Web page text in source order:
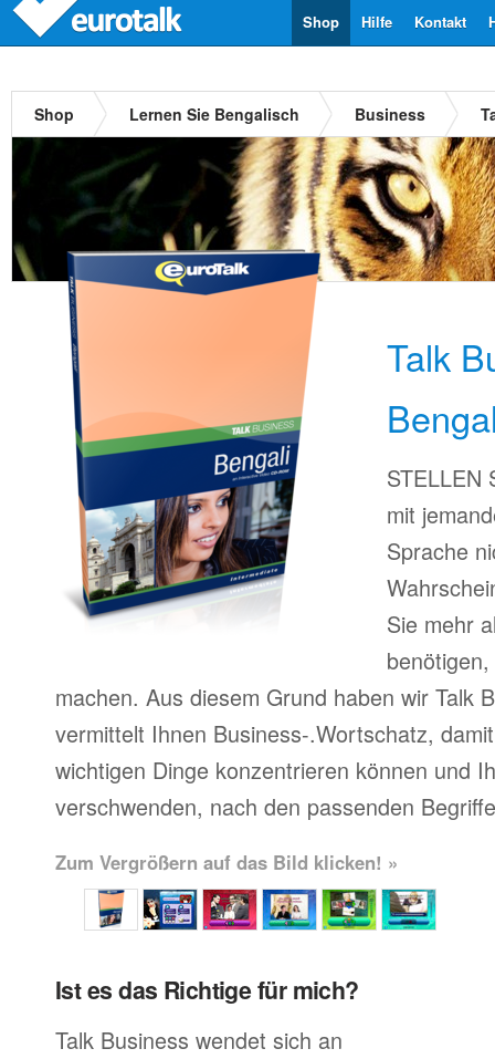
Kontakt
Hilfe
Shop
Shop Lernen Sie Bengalisch Business
Talk
STELLEN
mit
Sprache
Sie mehr
machen. Aus diesem Grund haben wir Talk
vermittelt Ihnen Business-.Wortschatz,
wichtigen Dinge konzentrieren können und
verschwenden, nach den passenden
Zum Vergrößern auf das Bild klicken! »
Ist es das Richtige für mich?
Talk Business wendet sich an